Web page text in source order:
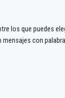
los que puedes
mensajes con